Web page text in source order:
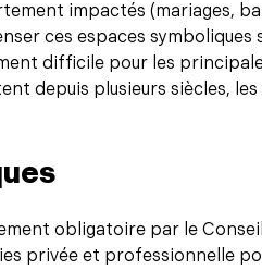
impactés (mariages,
ces espaces
difficile pour les
depuis plusieurs siècles,
obligatoire par le
privée et professionnelle